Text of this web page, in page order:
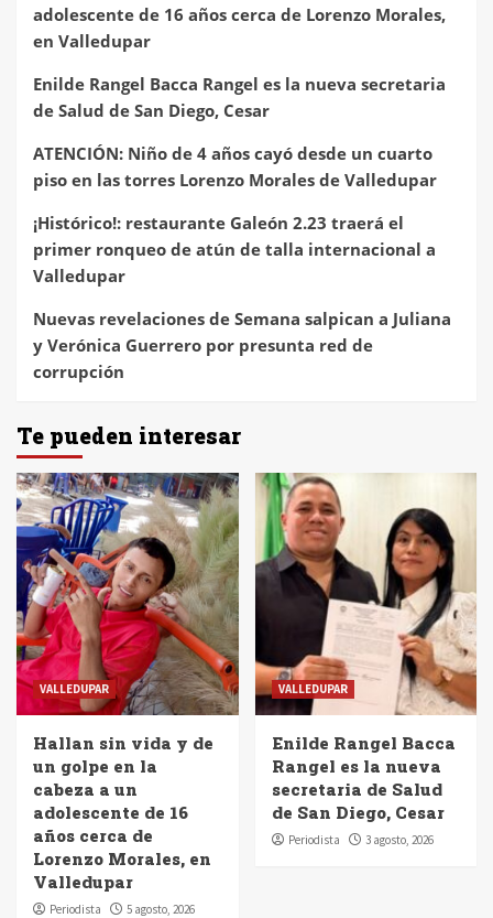
adolescente de 16 años cerca de Lorenzo Morales,
en Valledupar
Enilde Rangel Bacca Rangel es la nueva secretaria
de Salud de San Diego, Cesar
ATENCIÓN: Niño de 4 años cayó desde un cuarto
piso en las torres Lorenzo Morales de Valledupar
¡Histórico!: restaurante Galeón 2.23 traerá el
primer ronqueo de atún de talla internacional a
Valledupar
Nuevas revelaciones de Semana salpican a Juliana
y Verónica Guerrero por presunta red de
corrupción
Te pueden interesar
VALLEDUPAR
Hallan sin vida y de
un golpe en la
cabeza a un
adolescente de 16
años cerca de
Lorenzo Morales, en
Valledupar
Periodista 5 agosto, 2026
VALLEDUPAR
Enilde Rangel Bacca
Rangel es la nueva
secretaria de Salud
de San Diego, Cesar
Periodista 3 agosto, 2026